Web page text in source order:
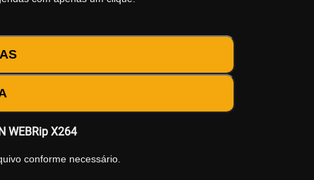
WEBRip X264
conforme necessário.